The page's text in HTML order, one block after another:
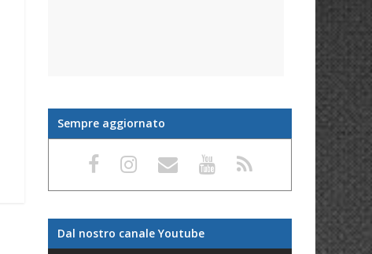
Sempre aggiornato
Dal nostro canale Youtube